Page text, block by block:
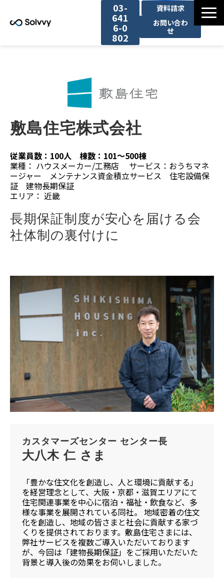
03-
641
6-0
802
資料請求
お問い合わ
せ
敷島住宅株式会社
従業員数：100人 棟数：101〜500棟
業種： ハウスメーカー/工務店 サービス：おうちマネ
ージャー メンテナンス資金積立サービス 住宅設備保
証 建物長期保証
エリア： 近畿
長期保証制度が安心を届ける会
社体制の裏付けに
カスタマーズセンター センター長
大八木 仁 さま
「豊かな住文化を創造し、人と環境に貢献する」
を経営理念として、大阪・京都・滋賀エリアにて
住宅関連事業を中心に宿泊・福祉・飲食など、多
様な事業を展開されている同社。 地域密着の住文
化を創造し、地域の皆さまと社会に貢献する家づ
くりを提供されております。敷島住宅さまには、
弊社サービスを複数ご導入いただいております
が、今回は「建物長期保証」をご採用いただいた
背景と導入後の効果をお伺いしました。